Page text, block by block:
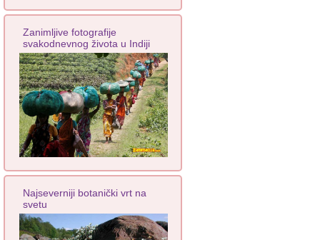
Zanimljive fotografije
svakodnevnog života u Indiji
Najseverniji botanički vrt na
svetu